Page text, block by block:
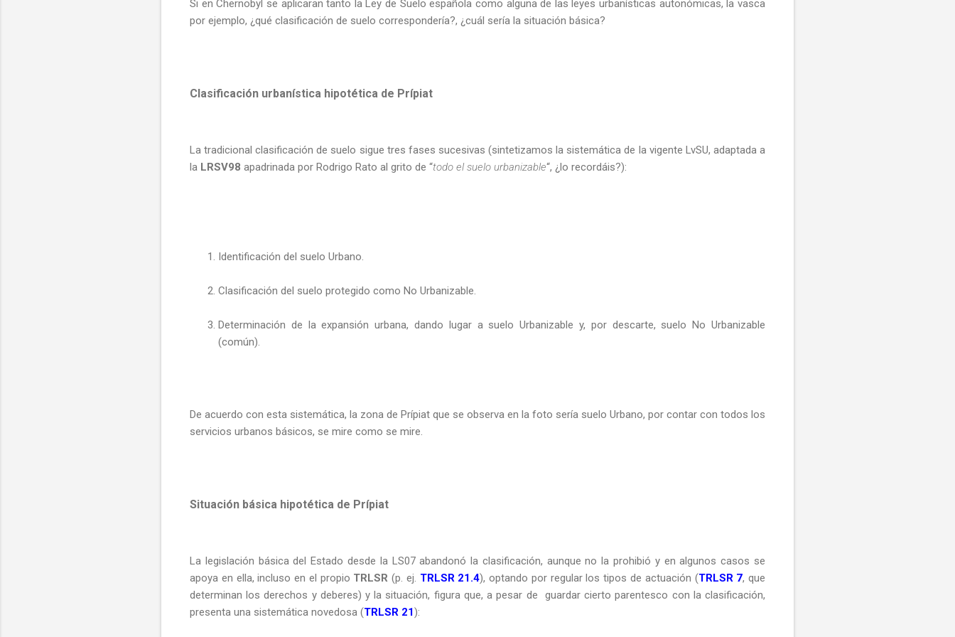
Si en Chernobyl se aplicaran tanto la Ley de Suelo española como alguna de las leyes urbanísticas autonómicas, la vasca
por ejemplo, ¿qué clasificación de suelo correspondería?, ¿cuál sería la situación básica?
Clasificación urbanística hipotética de Prípiat
La tradicional clasificación de suelo sigue tres fases sucesivas (sintetizamos la sistemática de la vigente LvSU, adaptada a
la LRSV98 apadrinada por Rodrigo Rato al grito de “todo el suelo urbanizable“, ¿lo recordáis?):
Identificación del suelo Urbano.
Clasificación del suelo protegido como No Urbanizable.
Determinación de la expansión urbana, dando lugar a suelo Urbanizable y, por descarte, suelo No Urbanizable
(común).
De acuerdo con esta sistemática, la zona de Prípiat que se observa en la foto sería suelo Urbano, por contar con todos los
servicios urbanos básicos, se mire como se mire.
Situación básica hipotética de Prípiat
La legislación básica del Estado desde la LS07 abandonó la clasificación, aunque no la prohibió y en algunos casos se
apoya en ella, incluso en el propio TRLSR (p. ej. TRLSR 21.4), optando por regular los tipos de actuación (TRLSR 7, que
determinan los derechos y deberes) y la situación, figura que, a pesar de guardar cierto parentesco con la clasificación,
presenta una sistemática novedosa (TRLSR 21):